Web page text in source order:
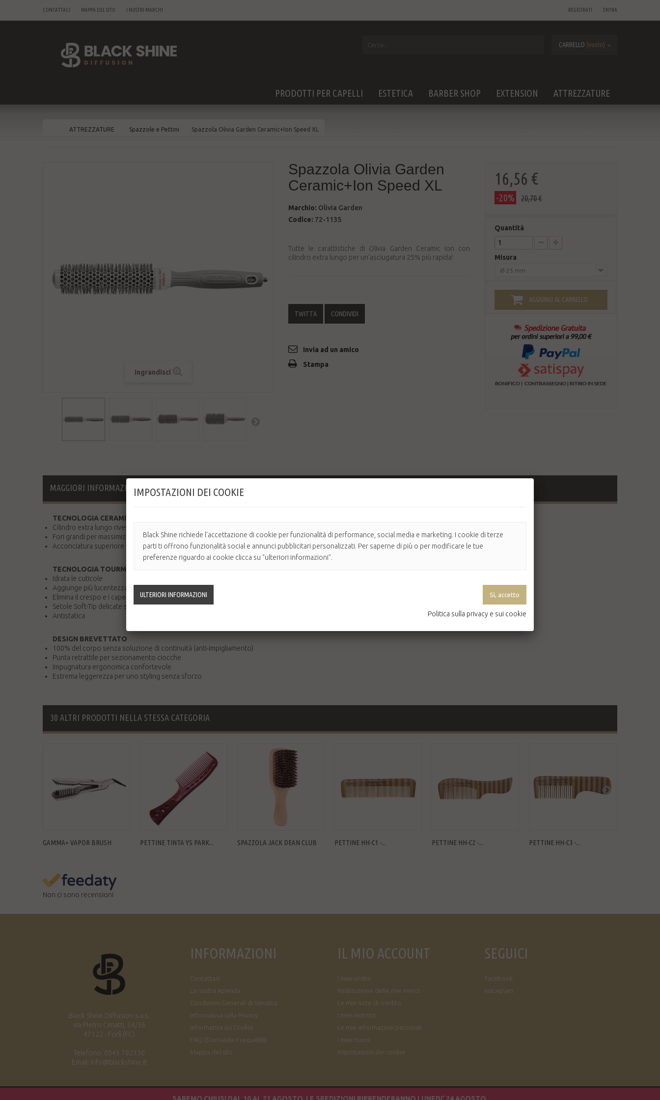
ENTRA
REGISTRATI
CONTATTACI MAPPA DEL SITO I NOSTRI MARCHI
CARRELLO (vuoto)
ATTREZZATURE
EXTENSION
BARBER SHOP
ESTETICA
PRODOTTI PER CAPELLI
ATTREZZATURE Spazzole e Pettini Spazzola Olivia Garden Ceramic+Ion Speed XL
Ingrandisci
Spazzola Olivia Garden
Ceramic+Ion Speed XL
Marchio: Olivia Garden
Codice: 72-1135
Tutte le carattistiche di Olivia Garden Ceramic Ion con
cilindro extra lungo per un'asciugatura 25% più rapida!
TWITTA CONDIVIDI
Invia ad un amico
Stampa
16,56 €
-20% 20,70 €
Quantità
Misura
Ø 25 mm
AGGIUNGI AL CARRELLO
MAGGIORI INFORMAZIONI
TECNOLOGIA CERAMICA ALL'AVANGUARDIA
Cilindro extra lungo rivestito in ceramica: Asciugatura 25% più rapida
Fori grandi per massimizzare il flusso d'aria
Acconciatura superiore e di lunga durata
TECNOLOGIA TOURMALINE ION
Idrata le cuticole
Aggiunge più lucentezza ai capelli
Elimina il crespo e i capelli ribelli
Setole Soft-Tip delicate sui capelli e sul cuoio capelluto
Antistatica
DESIGN BREVETTATO
100% del corpo senza soluzione di continuità (anti-impigliamento)
Punta retrattile per sezionamento ciocche
Impugnatura ergonomica confortevole
Estrema leggerezza per uno styling senza sforzo
30 ALTRI PRODOTTI NELLA STESSA CATEGORIA
GAMMA+ VAPOR BRUSH PETTINE TINTA YS PARK... SPAZZOLA JACK DEAN CLUB PETTINE HH-C1 -... PETTINE HH-C2 -... PETTINE HH-C3 -...
Non ci sono recensioni
Black Shine Diffusion s.a.s.
via Pietro Cimatti, 34/36
47122 - Forlì (FC)
Telefono: 0543 782330
Email: info@blackshine.it
INFORMAZIONI
Contattaci
La nostra Azienda
Condizioni Generali di Vendita
Informativa sulla Privacy
Informativa sui Cookie
FAQ (Domande Frequenti)
Mappa del sito
IL MIO ACCOUNT
I miei ordini
Restituzione delle mie merci
Le mie note di credito
I miei indirizzi
Le mie informazioni personali
I miei buoni
Impostazioni dei cookie
SEGUICI
Facebook
Instagram
IMPOSTAZIONI DEI COOKIE
Black Shine richiede l'accettazione di cookie per funzionalità di performance, social media e marketing. I cookie di terze
parti ti offrono funzionalità social e annunci pubblicitari personalizzati. Per saperne di più o per modificare le tue
preferenze riguardo ai cookie clicca su "ulteriori informazioni".
Politica sulla privacy e sui cookie